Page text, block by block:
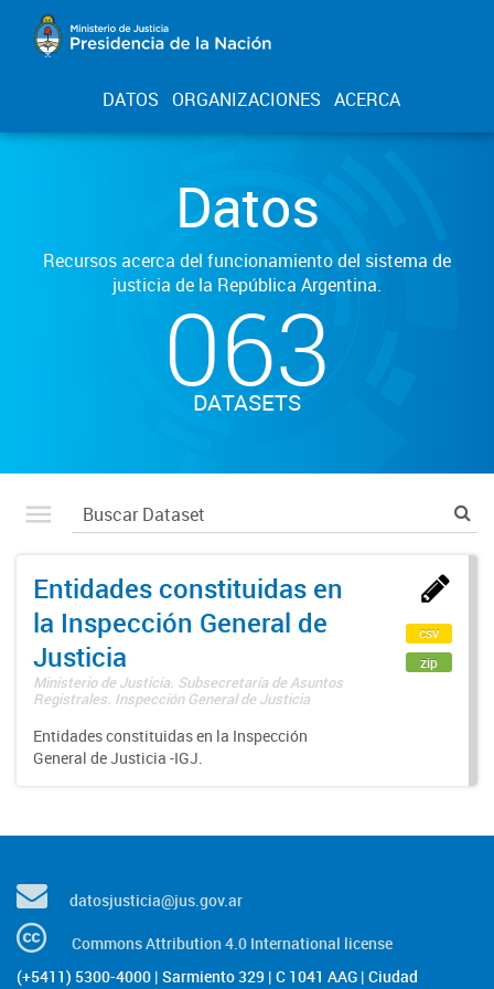
DATOS ORGANIZACIONES ACERCA
Datos
Recursos acerca del funcionamiento del sistema de
justicia de la República Argentina.
063
DATASETS
Entidades constituidas en
la Inspección General de
Justicia
Ministerio de Justicia. Subsecretaría de Asuntos
Registrales. Inspección General de Justicia
Entidades constituidas en la Inspección
General de Justicia -IGJ.
csv
zip
datosjusticia@jus.gov.ar
Commons Attribution 4.0 International license
(+5411) 5300-4000 | Sarmiento 329 | C 1041 AAG | Ciudad